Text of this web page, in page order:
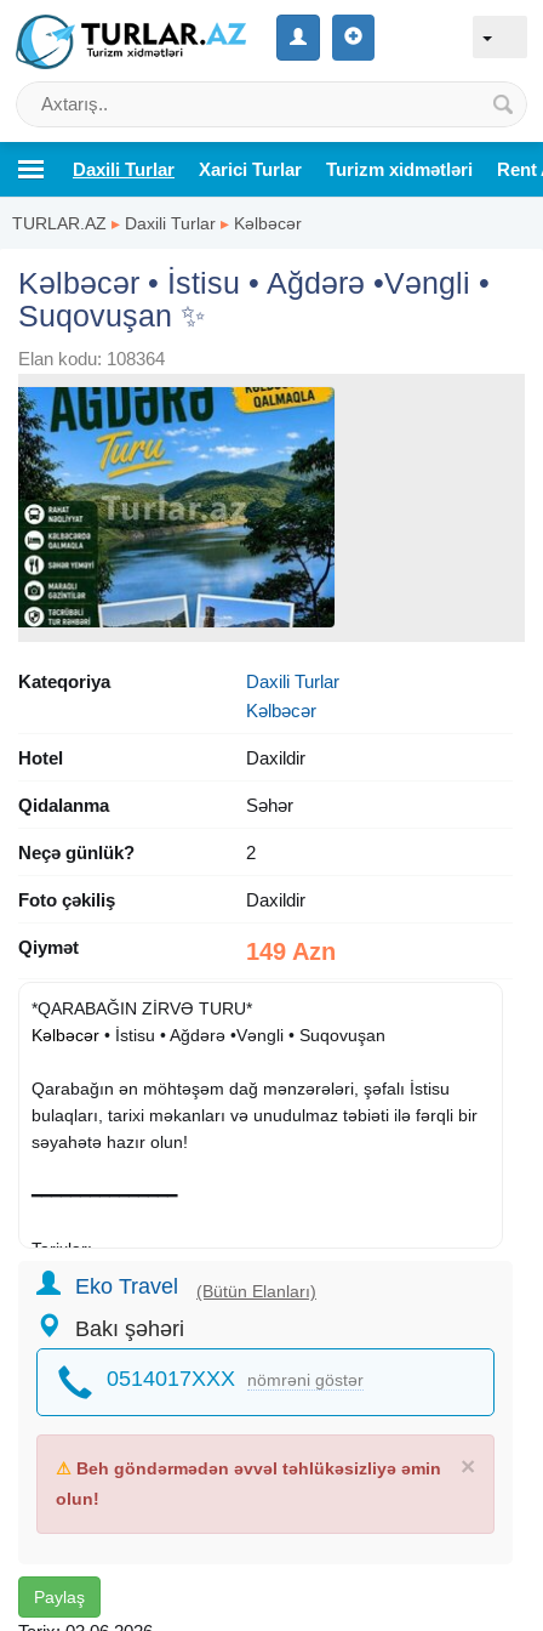
Daxili Turlar Xarici Turlar Turizm xidmətləri Rent
TURLAR.AZ ▸ Daxili Turlar ▸ Kəlbəcər
Kəlbəcər • İstisu • Ağdərə •Vəngli •
Suqovuşan ✨
Elan kodu: 108364
Kateqoriya
Daxili Turlar
Kəlbəcər
Hotel Daxildir
Qidalanma Səhər
Neçə günlük? 2
Foto çəkiliş Daxildir
Qiymət 149 Azn
*QARABAĞIN ZİRVƏ TURU*
Kəlbəcər • İstisu • Ağdərə •Vəngli • Suqovuşan
Qarabağın ən möhtəşəm dağ mənzərələri, şəfalı İstisu
bulaqları, tarixi məkanları və unudulmaz təbiəti ilə fərqli bir
səyahətə hazır olun!
━━━━━━━━━━━━━━━
Tarixlər:
6-7 Iyun (2 Yer Riverside Hotelə)
13-14 Iyun
20-21 Iyun
25-26 Iyun 26-27 Iyun
Müddət: 1 gecə / 2 gün
Otel: Riverside Hotel (4*)- 149 AZN
Kəlbəcərdə Oteldə qalmaqla( 3*) -169 Azn
━━━━━━━━━━━━━━━
VIP Mercedes avtobusla komfortlu nəqliyyat
Peşəkar tur rəhbəri
Eko Travel (Bütün Elanları)
Bakı şəhəri
0514017XXX nömrəni göstər
×
⚠ Beh göndərmədən əvvəl təhlükəsizliyə əmin
olun!
Paylaş